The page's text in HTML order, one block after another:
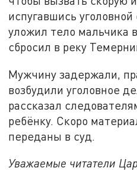
испугавшись
уложил тело мальчика
сбросил в реку
Мужчину задержали,
возбудили уголовное
рассказал
ребёнку. Скоро
переданы в суд.
Уважаемые читатели